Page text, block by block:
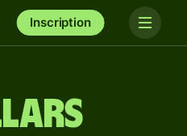
Inscription